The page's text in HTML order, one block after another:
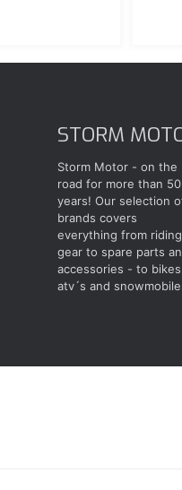
STORM
Storm Motor - on the
road for more than 50
years! Our selection
brands covers
everything from riding
gear to spare parts
accessories - to
atv´s and